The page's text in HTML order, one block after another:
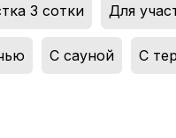
3 сотки Для
С сауной С